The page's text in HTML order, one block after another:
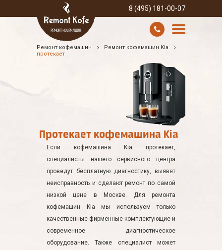
8 (495) 181-00-07
УСЛУГИ И ЦЕНЫ
Ремонт кофемашин
Ремонт кофемашин Kia
протекает
Протекает кофемашина Kia
Если кофемашина Kia протекает,
специалисты нашего сервисного центра
проведут бесплатную диагностику, выявят
неисправность и сделают ремонт по самой
низкой цене в Москве. Для ремонта
кофемашин Kia мы используем только
качественные фирменные комплектующие и
современное диагностическое
оборудование. Также специалист может